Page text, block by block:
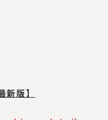
版】